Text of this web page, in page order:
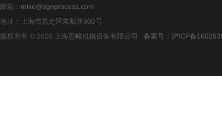
邮箱： mike@sgnprocess.com
地址：上海市嘉定区朱戴路900号
版权所有 © 2026 上海思峻机械设备有限公司 备案号：沪ICP备